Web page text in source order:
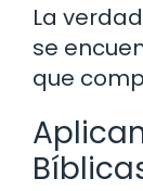
La
se
que